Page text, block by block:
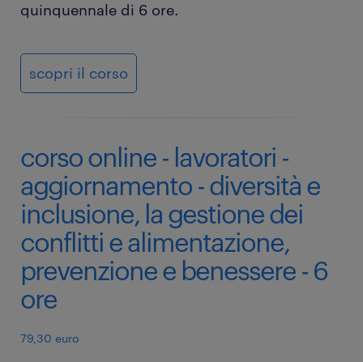
quinquennale di 6 ore.
scopri il corso
corso online - lavoratori -
aggiornamento - diversità e
inclusione, la gestione dei
conflitti e alimentazione,
prevenzione e benessere - 6
ore
79,30 euro